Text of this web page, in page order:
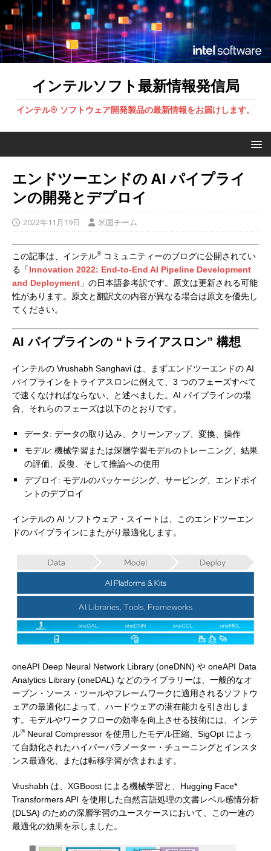
インテルソフト最新情報発信局
インテル® ソフトウェア開発製品の最新情報をお届けします。
エンドツーエンドの AI パイプライ
ンの開発とデプロイ
2022年11月19日 米国チーム
この記事は、インテル®コミュニティーのブログに公開されてい
る「Innovation 2022: End-to-End AI Pipeline Development
and Deployment 」の日本語参考訳です。原文は更新される可能
性があります。原文と翻訳文の内容が異なる場合は原文を優先し
てください。
AI パイプラインの “トライアスロン” 構想
インテルの Vrushabh Sanghavi は、まずエンドツーエンドの AI
パイプラインをトライアスロンに例えて、3 つのフェーズすべて
で速くなければならない、と述べました。AI パイプラインの場
合、それらのフェーズは以下のとおりです。
データ: データの取り込み、クリーンアップ、変換、操作
モデル: 機械学習または深層学習モデルのトレーニング、結果
の評価、反復、そして推論への使用
デプロイ: モデルのパッケージング、サービング、エンドポイ
ントのデプロイ
インテルの AI ソフトウェア・スイートは、このエンドツーエン
ドのパイプラインにまたがり最適化します。
oneAPI Deep Neural Network Library (oneDNN) や oneAPI Data
Analytics Library (oneDAL) などのライブラリーは、一般的なオ
ープン・ソース・ツールやフレームワークに適用されるソフトウ
ェアの最適化によって、ハードウェアの潜在能力を引き出しま
す。モデルやワークフローの効率を向上させる技術には、インテ
ル®Neural Compressor を使用したモデル圧縮、SigOpt によっ
て自動化されたハイパーパラメーター・チューニングとインスタ
ンス最適化、または転移学習が含まれます。
Vrushabh は、XGBoost による機械学習と、Hugging Face*
Transformers API を使用した自然言語処理の文書レベル感情分析
(DLSA) のための深層学習のユースケースにおいて、この一連の
最適化の効果を示しました。